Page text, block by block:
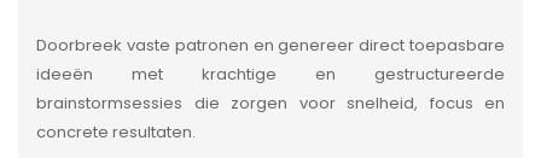
Doorbreek vaste patronen en genereer direct toepasbare
ideeën met krachtige en gestructureerde
brainstormsessies die zorgen voor snelheid, focus en
concrete resultaten.